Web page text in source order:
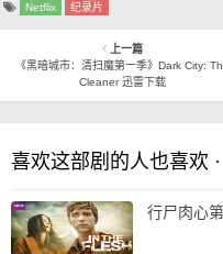
Netflix 纪录片
上一篇
《黑暗城市：清扫魔第一季》Dark City:
Cleaner 迅雷下载
喜欢这部剧的人也喜欢 ·
行尸肉心